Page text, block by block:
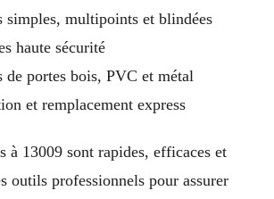
simples, multipoints et blindées
haute sécurité
de portes bois, PVC et métal
et remplacement express
à 13009 sont rapides, efficaces et
outils professionnels pour assurer